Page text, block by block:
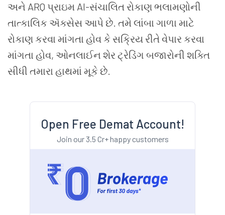
અને ARQ પ્રાઇમ AI-સંચાલિત રોકાણ ભલામણોની
તાત્કાલિક ઍક્સેસ આપે છે. તમે લાંબા ગાળા માટે
રોકાણ કરવા માંગતા હોવ કે સક્રિય રીતે વેપાર કરવા
માંગતા હોવ, ઓનલાઈન શેર ટ્રેડિંગ બજારોની શક્તિ
સીધી તમારા હાથમાં મૂકે છે.
Open Free Demat Account!
Join our 3.5 Cr+ happy customers